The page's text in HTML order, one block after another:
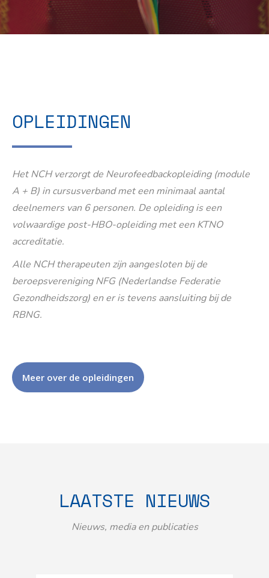
OPLEIDINGEN
Het NCH verzorgt de Neurofeedbackopleiding (module
A + B) in cursusverband met een minimaal aantal
deelnemers van 6 personen. De opleiding is een
volwaardige post-HBO-opleiding met een KTNO
accreditatie.
Alle NCH therapeuten zijn aangesloten bij de
beroepsvereniging NFG (Nederlandse Federatie
Gezondheidszorg) en er is tevens aansluiting bij de
RBNG.
Meer over de opleidingen
LAATSTE NIEUWS
Nieuws, media en publicaties